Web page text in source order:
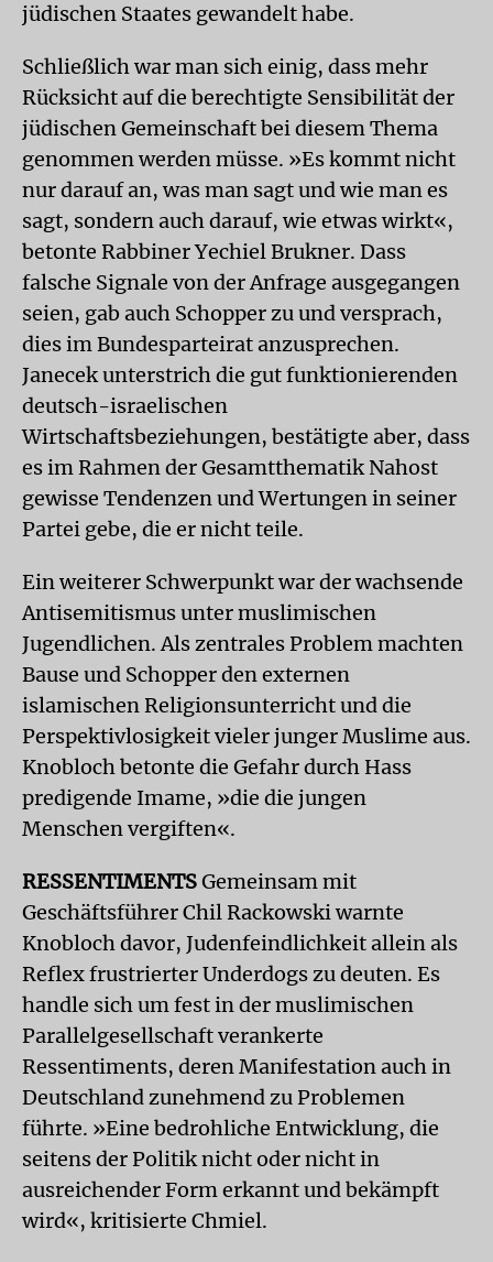
jüdischen Staates gewandelt habe.
Schließlich war man sich einig, dass mehr
Rücksicht auf die berechtigte Sensibilität der
jüdischen Gemeinschaft bei diesem Thema
genommen werden müsse. »Es kommt nicht
nur darauf an, was man sagt und wie man es
sagt, sondern auch darauf, wie etwas wirkt«,
betonte Rabbiner Yechiel Brukner. Dass
falsche Signale von der Anfrage ausgegangen
seien, gab auch Schopper zu und versprach,
dies im Bundesparteirat anzusprechen.
Janecek unterstrich die gut funktionierenden
deutsch-israelischen
Wirtschaftsbeziehungen, bestätigte aber, dass
es im Rahmen der Gesamtthematik Nahost
gewisse Tendenzen und Wertungen in seiner
Partei gebe, die er nicht teile.
Ein weiterer Schwerpunkt war der wachsende
Antisemitismus unter muslimischen
Jugendlichen. Als zentrales Problem machten
Bause und Schopper den externen
islamischen Religionsunterricht und die
Perspektivlosigkeit vieler junger Muslime aus.
Knobloch betonte die Gefahr durch Hass
predigende Imame, »die die jungen
Menschen vergiften«.
RESSENTIMENTSGemeinsam mit
Geschäftsführer Chil Rackowski warnte
Knobloch davor, Judenfeindlichkeit allein als
Reflex frustrierter Underdogs zu deuten. Es
handle sich um fest in der muslimischen
Parallelgesellschaft verankerte
Ressentiments, deren Manifestation auch in
Deutschland zunehmend zu Problemen
führte. »Eine bedrohliche Entwicklung, die
seitens der Politik nicht oder nicht in
ausreichender Form erkannt und bekämpft
wird«, kritisierte Chmiel.